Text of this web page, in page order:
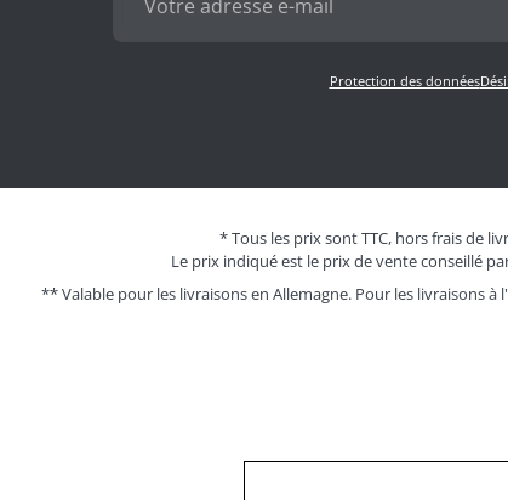
Protection des données
* Tous les prix sont TTC, hors frais de
Le prix indiqué est le prix de vente conseillé
** Valable pour les livraisons en Allemagne. Pour les livraisons à